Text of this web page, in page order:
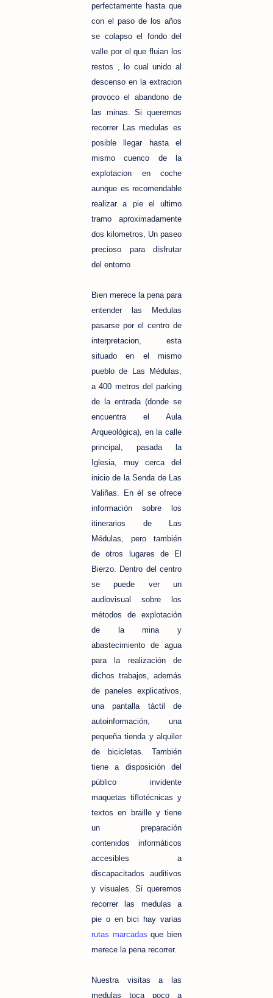
perfectamente hasta que
con el paso de los años
se colapso el fondo del
valle por el que fluian los
restos , lo cual unido al
descenso en la extracion
provoco el abandono de
las minas. Si queremos
recorrer Las medulas es
posible llegar hasta el
mismo cuenco de la
explotacion en coche
aunque es recomendable
realizar a pie el ultimo
tramo aproximadamente
dos kilometros, Un paseo
precioso para disfrutar
del entorno
Bien merece la pena para
entender las Medulas
pasarse por el centro de
interpretacion, esta
situado en el mismo
pueblo de Las Médulas,
a 400 metros del parking
de la entrada (donde se
encuentra el Aula
Arqueológica), en la calle
principal, pasada la
Iglesia, muy cerca del
inicio de la Senda de Las
Valiñas. En él se ofrece
información sobre los
itinerarios de Las
Médulas, pero también
de otros lugares de El
Bierzo. Dentro del centro
se puede ver un
audiovisual sobre los
métodos de explotación
de la mina y
abastecimiento de agua
para la realización de
dichos trabajos, además
de paneles explicativos,
una pantalla táctil de
autoinformación, una
pequeña tienda y alquiler
de bicicletas. También
tiene a disposición del
público invidente
maquetas tiflotécnicas y
textos en braille y tiene
un preparación
contenidos informáticos
accesibles a
discapacitados auditivos
y visuales. Si queremos
recorrer las medulas a
pie o en bici hay varias
rutas marcadas que bien
merece la pena recorrer.
Nuestra visitas a las
medulas toca poco a